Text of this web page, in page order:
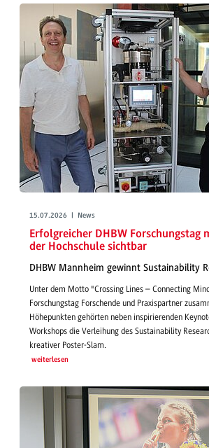
15.07.2026 | News
Erfolgreicher DHBW Forschungstag
der Hochschule sichtbar
DHBW Mannheim gewinnt Sustainability
Unter dem Motto "Crossing Lines – Connecting
Forschungstag Forschende und Praxispartner
Höhepunkten gehörten neben inspirierenden
Workshops die Verleihung des Sustainability
kreativer Poster-Slam.
weiterlesen